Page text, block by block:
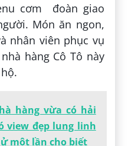
cơm đoàn giao
Món ăn ngon,
nhân viên phục vụ
hàng Cô Tô này
hàng vừa có hải
view đẹp lung linh
một lần cho biết